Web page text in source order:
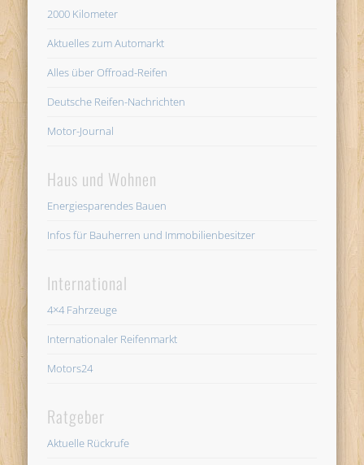
2000 Kilometer
Aktuelles zum Automarkt
Alles über Offroad-Reifen
Deutsche Reifen-Nachrichten
Motor-Journal
Haus und Wohnen
Energiesparendes Bauen
Infos für Bauherren und Immobilienbesitzer
International
4×4 Fahrzeuge
Internationaler Reifenmarkt
Motors24
Ratgeber
Aktuelle Rückrufe